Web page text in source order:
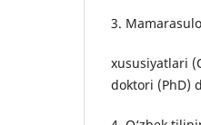
3.
xususiyatlari
doktori (PhD)